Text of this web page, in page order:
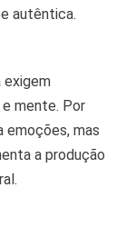
autêntica.
exigem
mente. Por
emoções, mas
a produção